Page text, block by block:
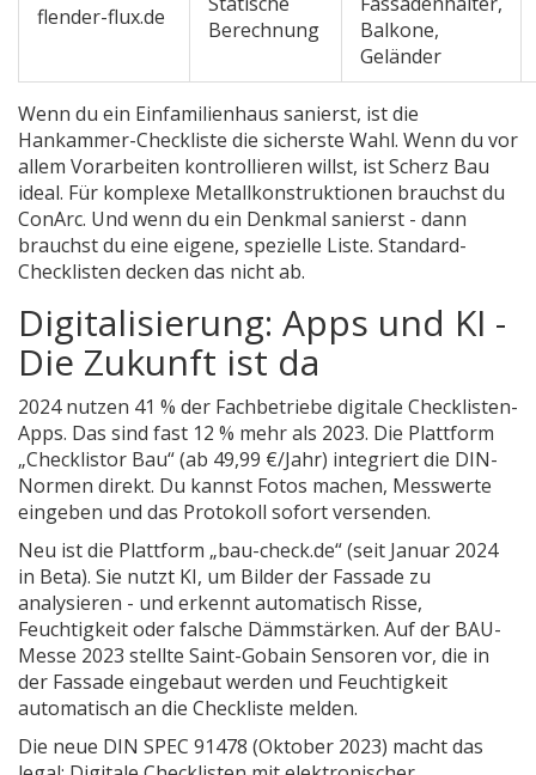
flender-flux.de
Berechnung
Balkone,
Geländer
Wenn du ein Einfamilienhaus sanierst, ist die
Hankammer-Checkliste die sicherste Wahl. Wenn du vor
allem Vorarbeiten kontrollieren willst, ist Scherz Bau
ideal. Für komplexe Metallkonstruktionen brauchst du
ConArc. Und wenn du ein Denkmal sanierst - dann
brauchst du eine eigene, spezielle Liste. Standard-
Checklisten decken das nicht ab.
Digitalisierung: Apps und KI -
Die Zukunft ist da
2024 nutzen 41 % der Fachbetriebe digitale Checklisten-
Apps. Das sind fast 12 % mehr als 2023. Die Plattform
„Checklistor Bau“ (ab 49,99 €/Jahr) integriert die DIN-
Normen direkt. Du kannst Fotos machen, Messwerte
eingeben und das Protokoll sofort versenden.
Neu ist die Plattform „bau-check.de“ (seit Januar 2024
in Beta). Sie nutzt KI, um Bilder der Fassade zu
analysieren - und erkennt automatisch Risse,
Feuchtigkeit oder falsche Dämmstärken. Auf der BAU-
Messe 2023 stellte Saint-Gobain Sensoren vor, die in
der Fassade eingebaut werden und Feuchtigkeit
automatisch an die Checkliste melden.
Die neue DIN SPEC 91478 (Oktober 2023) macht das